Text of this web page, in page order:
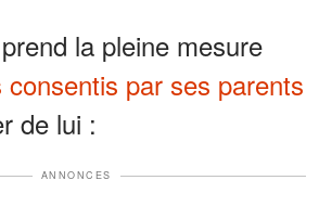
la pleine mesure
consentis par ses parents
de lui :
ANNONCES